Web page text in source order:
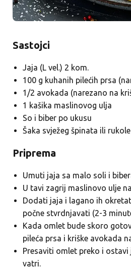
Sastojci
Jaja (L vel.) 2 kom.
100 g kuhanih pilećih prsa
1/2 avokada (narezano na
1 kašika maslinovog ulja
So i biber po ukusu
Šaka svježeg špinata ili rukole
Priprema
Umuti jaja sa malo soli i
U tavi zagrij maslinovo ulje
Dodati jaja i lagano ih
počne stvrdnjavati (2-3
Kada omlet bude skoro
pileća prsa i kriške avokada
Presaviti omlet preko i
vatri.